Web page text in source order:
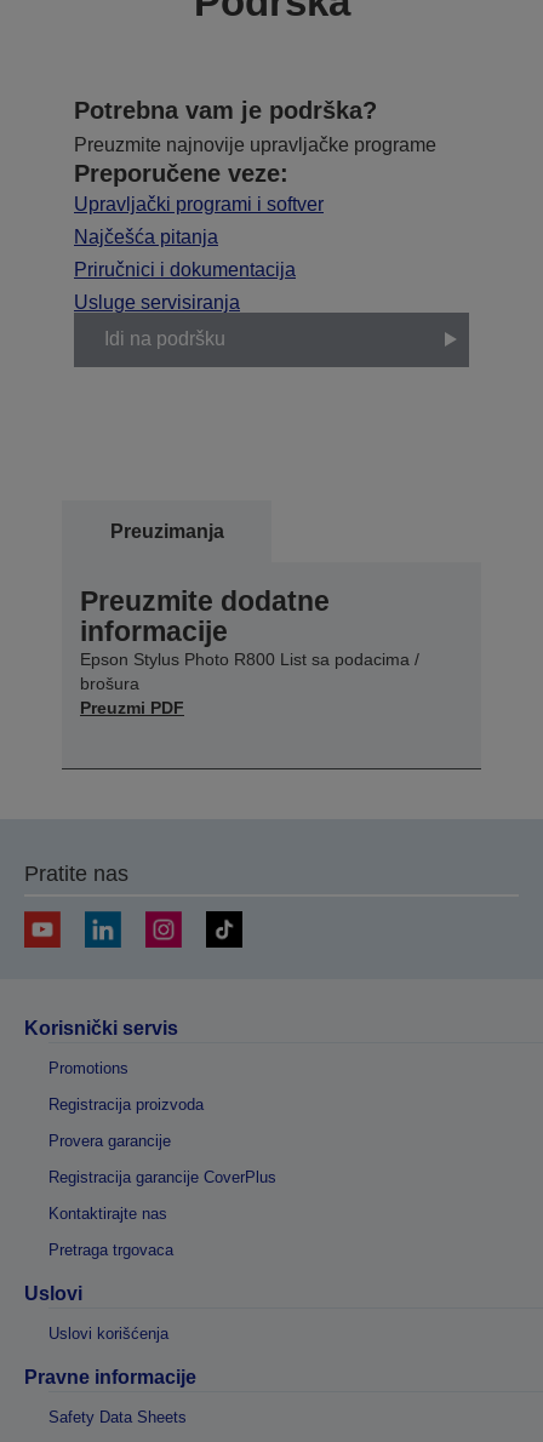
Potrebna vam je podrška?
Preuzmite najnovije upravljačke programe
Preporučene veze:
Upravljački programi i softver
Najčešća pitanja
Priručnici i dokumentacija
Usluge servisiranja
Idi na podršku
Preuzimanja
Preuzmite dodatne
informacije
Epson Stylus Photo R800 List sa podacima /
brošura
Preuzmi PDF
Pratite nas
Korisnički servis
Promotions
Registracija proizvoda
Provera garancije
Registracija garancije CoverPlus
Kontaktirajte nas
Pretraga trgovaca
Uslovi
Uslovi korišćenja
Pravne informacije
Safety Data Sheets